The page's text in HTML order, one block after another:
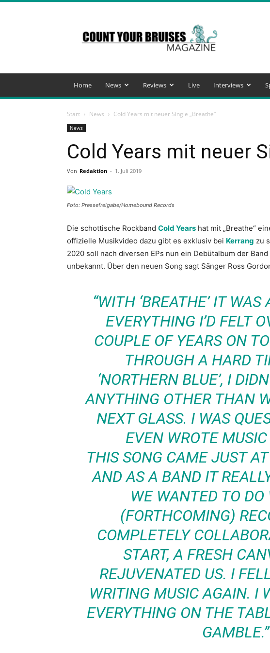
Your
Bruises
Magazine
Home News Reviews Live Interviews
Start News Cold Years mit neuer Single „Breathe“
News
Cold Years mit neuer
Von Redaktion - 1. Juli 2019
Foto: Pressefreigabe/Homebound Records
Die schottische Rockband Cold Years hat mit „Breathe“
offizielle Musikvideo dazu gibt es exklusiv bei Kerrang zu
2020 soll nach diversen EPs nun ein Debütalbum der
unbekannt. Über den neuen Song sagt Sänger Ross
“WITH ‘BREATHE’ IT
EVERYTHING I’D FELT
COUPLE OF YEARS ON
THROUGH A HARD
‘NORTHERN BLUE’, I
ANYTHING OTHER THAN
NEXT GLASS. I WAS
EVEN WROTE
THIS SONG CAME JUST
AND AS A BAND IT
WE WANTED TO
(FORTHCOMING)
COMPLETELY
START, A FRESH
REJUVENATED US. I
WRITING MUSIC AGAIN. I
EVERYTHING ON THE
GAMBLE.”